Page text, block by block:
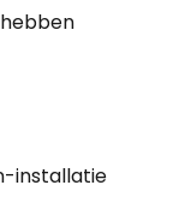
installatie